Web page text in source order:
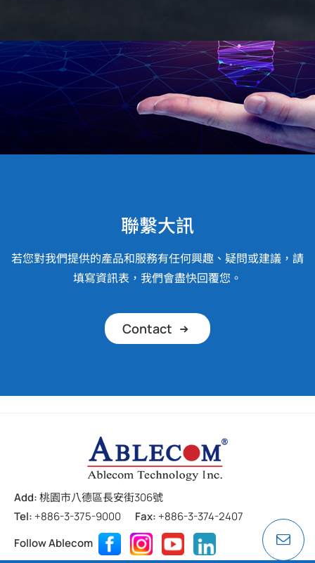
聯繫大訊
若您對我們提供的產品和服務有任何興趣、疑問或建議，請
填寫資訊表，我們會盡快回覆您。
Contact
Add:桃園市八德區長安街306號
Tel: +886-3-375-9000 Fax: +886-3-374-2407
Follow Ablecom